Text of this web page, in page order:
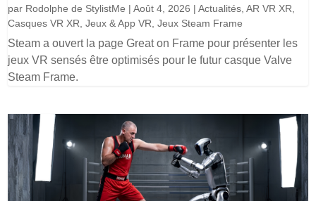
par Rodolphe de StylistMe |Août 4, 2026 |Actualités ,AR VR XR
Casques VR XR ,Jeux & App VR ,Jeux Steam Frame
Steam a ouvert la page Great on Frame pour présenter les
jeux VR sensés être optimisés pour le futur casque Valve
Steam Frame.